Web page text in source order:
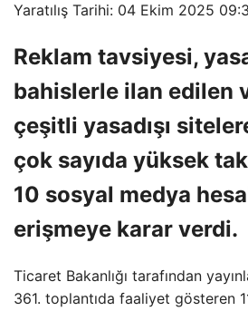
Yaratılış Tarihi: 04 Ekim 2025
Reklam tavsiyesi,
bahislerle ilan edilen
çeşitli yasadışı
çok sayıda yüksek
10 sosyal medya
erişmeye karar verdi.
Ticaret Bakanlığı tarafından
361. toplantıda faaliyet gösteren